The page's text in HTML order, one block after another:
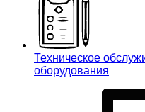
Техническое
оборудования